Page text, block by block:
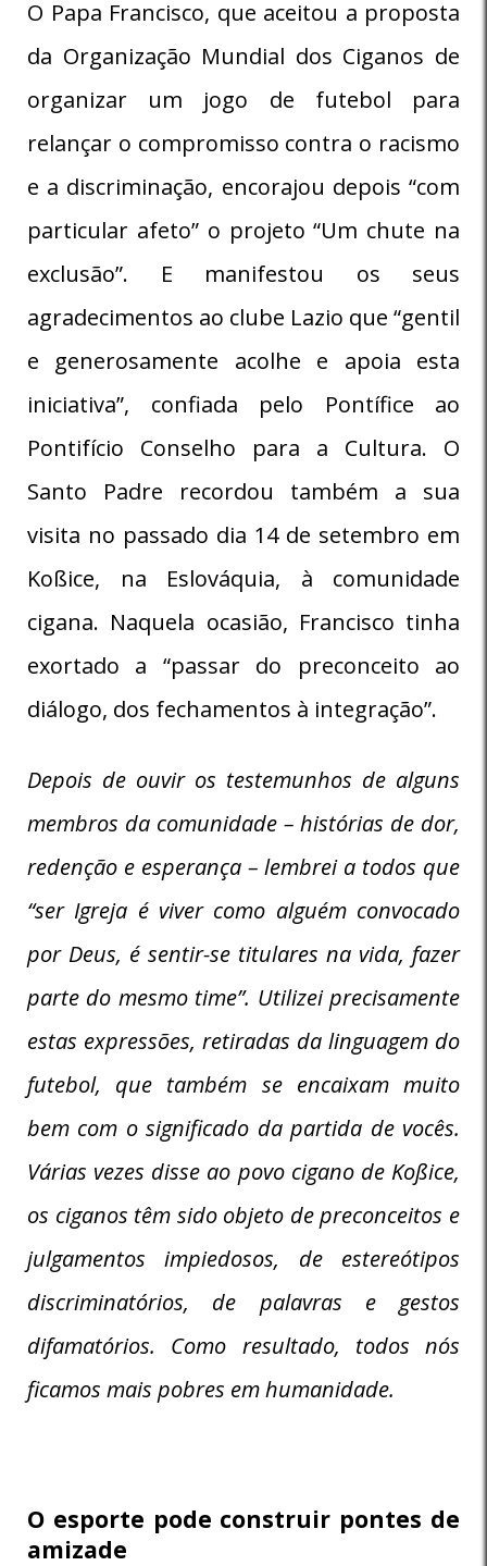
O Papa Francisco, que aceitou a proposta
da Organização Mundial dos Ciganos de
organizar um jogo de futebol para
relançar o compromisso contra o racismo
e a discriminação, encorajou depois “com
particular afeto” o projeto “Um chute na
exclusão”. E manifestou os seus
agradecimentos ao clube Lazio que “gentil
e generosamente acolhe e apoia esta
iniciativa”, confiada pelo Pontífice ao
Pontifício Conselho para a Cultura. O
Santo Padre recordou também a sua
visita no passado dia 14 de setembro em
Koßice, na Eslováquia, à comunidade
cigana. Naquela ocasião, Francisco tinha
exortado a “passar do preconceito ao
diálogo, dos fechamentos à integração”.
Depois de ouvir os testemunhos de alguns
membros da comunidade – histórias de dor,
redenção e esperança – lembrei a todos que
“ser Igreja é viver como alguém convocado
por Deus, é sentir-se titulares na vida, fazer
parte do mesmo time”. Utilizei precisamente
estas expressões, retiradas da linguagem do
futebol, que também se encaixam muito
bem com o significado da partida de vocês.
Várias vezes disse ao povo cigano de Koßice,
os ciganos têm sido objeto de preconceitos e
julgamentos impiedosos, de estereótipos
discriminatórios, de palavras e gestos
difamatórios. Como resultado, todos nós
ficamos mais pobres em humanidade.
O esporte pode construir pontes de
amizade